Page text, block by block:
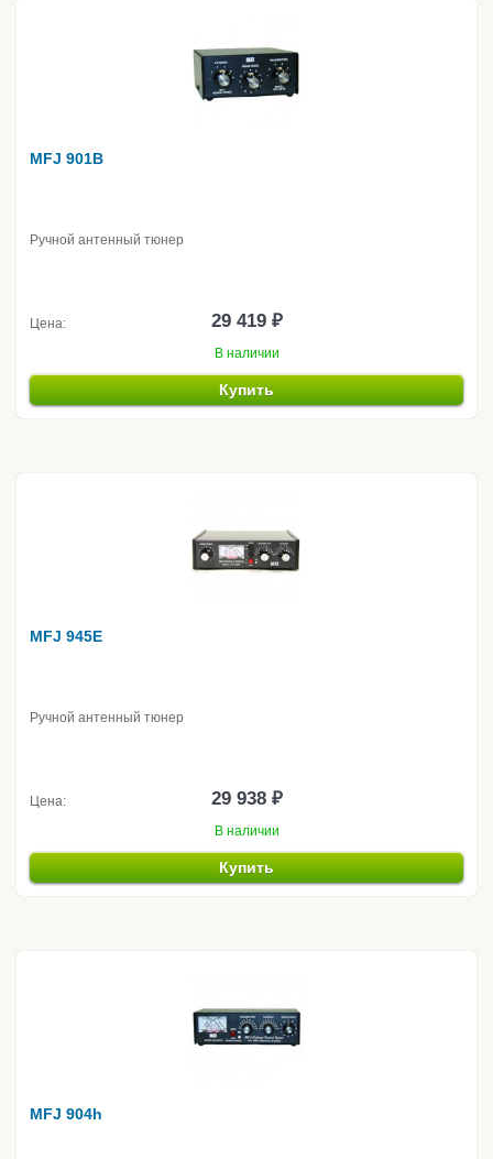
MFJ 901B
Ручной антенный тюнер
Цена: 29 419 ₽
В наличии
Купить
MFJ 945E
Ручной антенный тюнер
Цена: 29 938 ₽
В наличии
Купить
MFJ 904h